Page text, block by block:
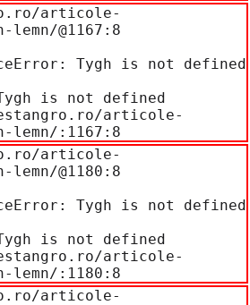
articole-
@1167:8
Tygh is not defined
is not defined
:1167:8
articole-
@1180:8
Tygh is not defined
is not defined
:1180:8
articole-